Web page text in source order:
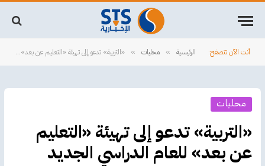
أنت الآن تتصفح: الرئيسية » محليات » «التربية» تدعو إلى تهيئة «التعليم عن بعد» للعام الدراسي الجديد
محليات
«التربية» تدعو إلى تهيئة «التعليم
عن بعد» للعام الدراسي الجديد